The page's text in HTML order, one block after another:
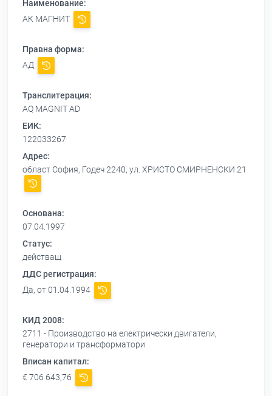
Наименование:
АК МАГНИТ
Правна форма:
АД
Транслитерация:
AQ MAGNIT AD
ЕИК:
122033267
Адрес:
област София, Годеч 2240, ул. ХРИСТО СМИРНЕНСКИ 21
Основана:
07.04.1997
Статус:
действащ
ДДС регистрация:
Да, от 01.04.1994
КИД 2008:
2711 - Производство на електрически двигатели,
генератори и трансформатори
Вписан капитал:
€ 706 643,76